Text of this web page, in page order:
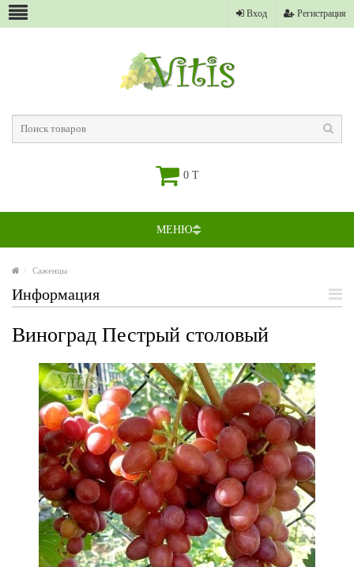
Вход Регистрация
0 T
МЕНЮ
Саженцы
Информация
Виноград Пестрый столовый